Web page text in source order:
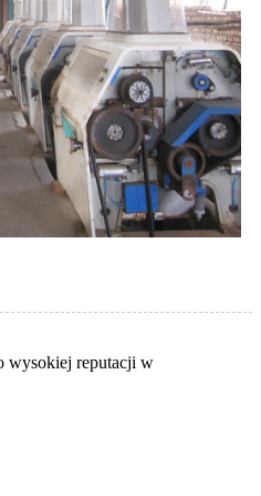
wysokiej reputacji w